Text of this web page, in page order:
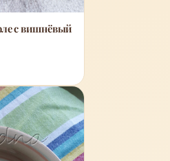
с вишнёвый